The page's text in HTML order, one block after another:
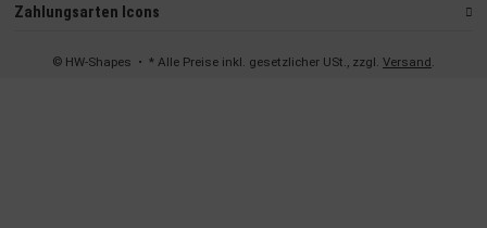
Zahlungsarten Icons
© HW-Shapes • * Alle Preise inkl. gesetzlicher USt., zzgl. Versand.